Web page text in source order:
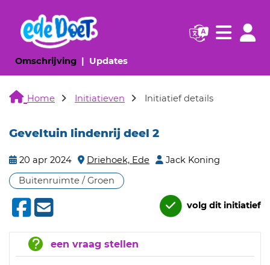
Omschrijving(huidige pagina)
Updates(huidige pagina)
Navigatie
Home Initiatieven Initiatief details
Geveltuin lindenrij deel 2
20 apr 2024 Driehoek, Ede
Jack Koning
Buitenruimte / Groen
volg dit initiatief
een vraag stellen